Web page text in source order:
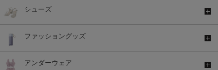
シューズ
ファッショングッズ
アンダーウェア